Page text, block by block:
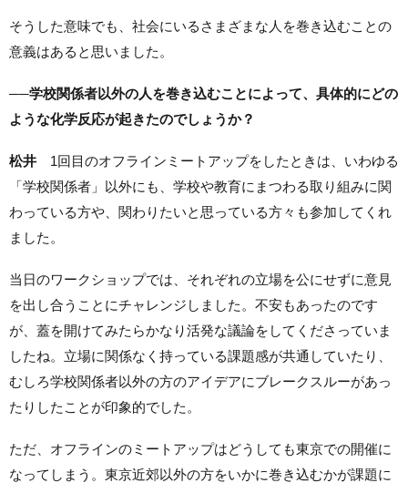
そうした意味でも、社会にいるさまざまな人を巻き込むことの
意義はあると思いました。
──学校関係者以外の人を巻き込むことによって、具体的にどの
ような化学反応が起きたのでしょうか？
松井 1回目のオフラインミートアップをしたときは、いわゆる
「学校関係者」以外にも、学校や教育にまつわる取り組みに関
わっている方や、関わりたいと思っている方々も参加してくれ
ました。
当日のワークショップでは、それぞれの立場を公にせずに意見
を出し合うことにチャレンジしました。不安もあったのです
が、蓋を開けてみたらかなり活発な議論をしてくださっていま
したね。立場に関係なく持っている課題感が共通していたり、
むしろ学校関係者以外の方のアイデアにブレークスルーがあっ
たりしたことが印象的でした。
ただ、オフラインのミートアップはどうしても東京での開催に
なってしまう。東京近郊以外の方をいかに巻き込むかが課題に